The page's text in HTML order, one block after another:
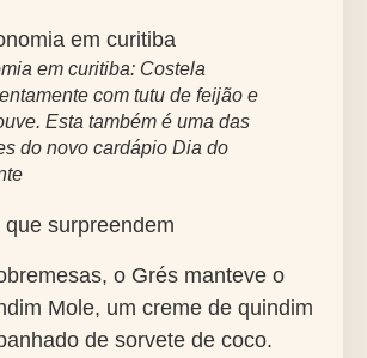
em curitiba: Costela
com tutu de feijão e
Esta também é uma das
do novo cardápio Dia do
surpreendem
o Grés manteve o
Mole, um creme de quindim
de sorvete de coco.